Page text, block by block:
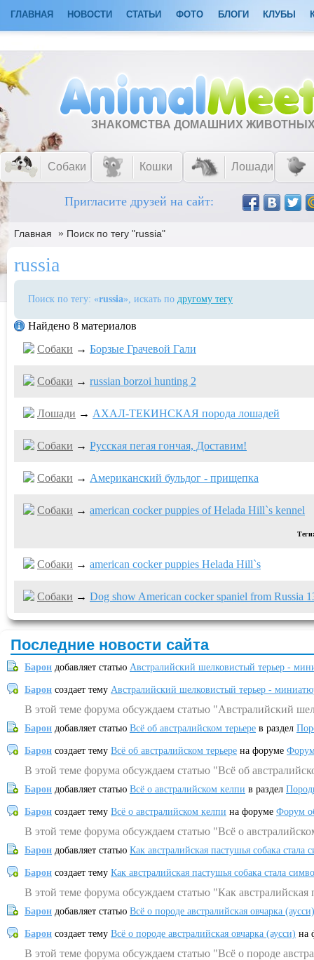
ГЛАВНАЯ НОВОСТИ СТАТЬИ ФОТО БЛОГИ КЛУБЫ
ЗНАКОМСТВА ДОМАШНИХ
Собаки Кошки Лошади
Пригласите друзей на сайт:
Главная » Поиск по тегу "russia"
russia
Поиск по тегу: «russia», искать по другому тегу
Найдено 8 материалов
Собаки → Борзые Грачевой Гали
Собаки → russian borzoi hunting 2
Лошади → АХАЛ-ТЕКИНСКАЯ порода лошадей
Собаки → Русская пегая гончая, Доставим!
Собаки → Американский бульдог - прищепка
Собаки → american cocker puppies of Helada Hill`s kennel
Собаки → american cocker puppies Helada Hill`s
Собаки → Dog show American cocker spaniel from Russia
Последние новости сайта
Барон добавляет статью Австралийский шелковистый терьер -
Барон создает тему Австралийский шелковистый терьер -
В этой теме форума обсуждаем статью "Австралийский
Барон добавляет статью Всё об австралийском терьере в раздел
Барон создает тему Всё об австралийском терьере на форуме
В этой теме форума обсуждаем статью "Всё об
Барон добавляет статью Всё о австралийском келпи в раздел
Барон создает тему Всё о австралийском келпи на форуме Форум
В этой теме форума обсуждаем статью "Всё о
Барон добавляет статью Как австралийская пастушья собака
Барон создает тему Как австралийская пастушья собака стала
В этой теме форума обсуждаем статью "Как
Барон добавляет статью Всё о породе австралийская овчарка (аусси)
Барон создает тему Всё о породе австралийская овчарка (аусси) на
В этой теме форума обсуждаем статью "Всё о породе